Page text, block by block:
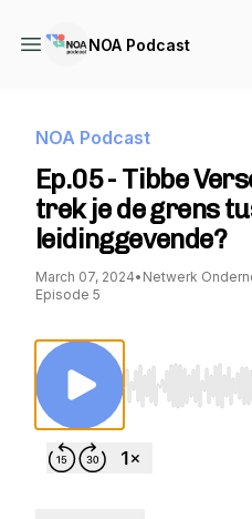
NOA Podcast
NOA Podcast
Ep.05 - Tibbe
trek je de grens
leidinggevende?
March 07, 2024• Netwerk
Episode 5
Use Left/Right